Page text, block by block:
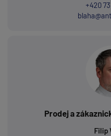
+420
Prodej a
Filip